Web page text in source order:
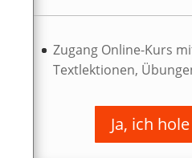
Zugang Online-Kurs
Textlektionen,
Ja, ich